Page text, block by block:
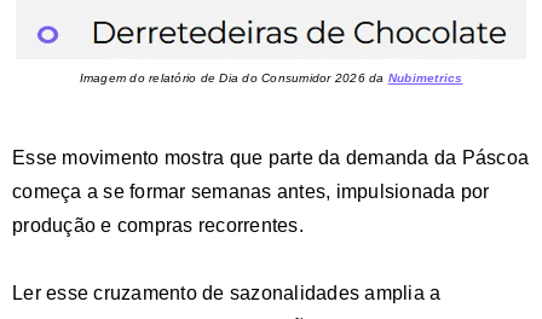
Imagem do relatório de Dia do Consumidor 2026 da Nubimetrics
Esse movimento mostra que parte da demanda da Páscoa
começa a se formar semanas antes, impulsionada por
produção e compras recorrentes.
Ler esse cruzamento de sazonalidades amplia a